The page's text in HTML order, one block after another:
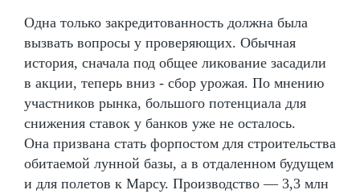
Одна только закредитованность должна была
вызвать вопросы у проверяющих. Обычная
история, сначала под общее ликование засадили
в акции, теперь вниз - сбор урожая. По мнению
участников рынка, большого потенциала для
снижения ставок у банков уже не осталось.
Она призвана стать форпостом для строительства
обитаемой лунной базы, а в отдаленном будущем
и для полетов к Марсу. Производство — 3,3 млн